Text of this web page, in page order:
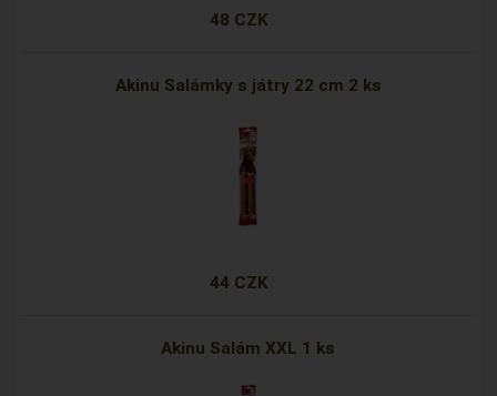
48 CZK
Akinu Salámky s játry 22 cm 2 ks
44 CZK
Akinu Salám XXL 1 ks